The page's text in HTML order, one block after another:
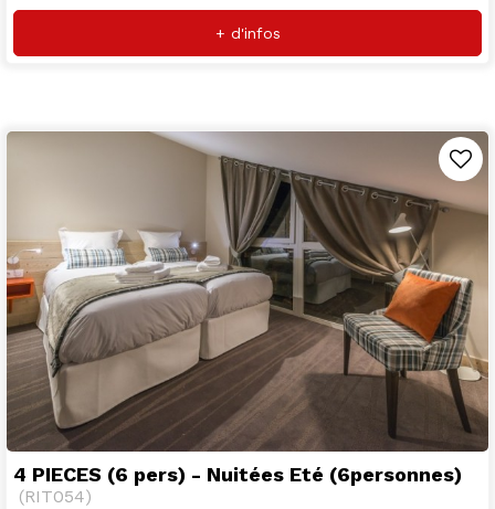
+ d'infos
4 PIECES (6 pers) - Nuitées Eté (6personnes)
(RIT054)